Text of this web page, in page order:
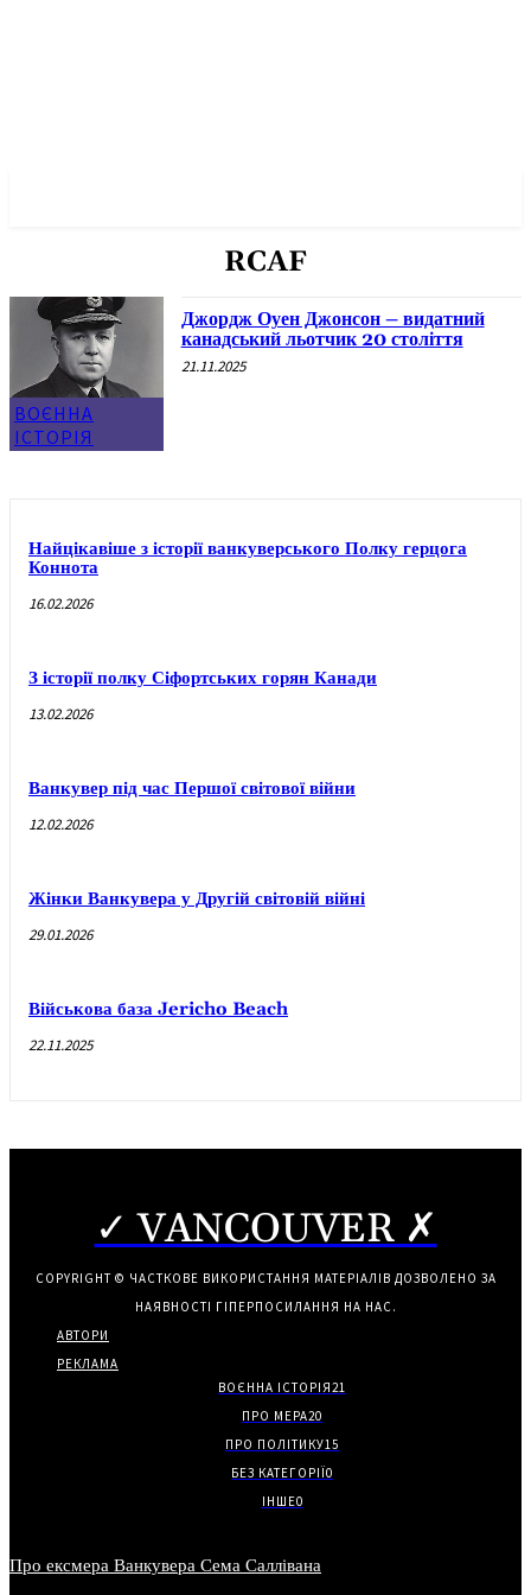
RCAF
ВОЄННА
ІСТОРІЯ
Джордж Оуен Джонсон – видатний
канадський льотчик 20 століття
21.11.2025
Найцікавіше з історії ванкуверського Полку герцога
Коннота
16.02.2026
З історії полку Сіфортських горян Канади
13.02.2026
Ванкувер під час Першої світової війни
12.02.2026
Жінки Ванкувера у Другій світовій війні
29.01.2026
Військова база Jericho Beach
22.11.2025
✓ VANCOUVER ✗
COPYRIGHT © ЧАСТКОВЕ ВИКОРИСТАННЯ МАТЕРІАЛІВ ДОЗВОЛЕНО ЗА
НАЯВНОСТІ ГІПЕРПОСИЛАННЯ НА НАС.
АВТОРИ
РЕКЛАМА
ВОЄННА ІСТОРІЯ21
ПРО МЕРА20
ПРО ПОЛІТИКУ15
БЕЗ КАТЕГОРІЇ0
ІНШЕ0
Про ексмера Ванкувера Сема Саллівана